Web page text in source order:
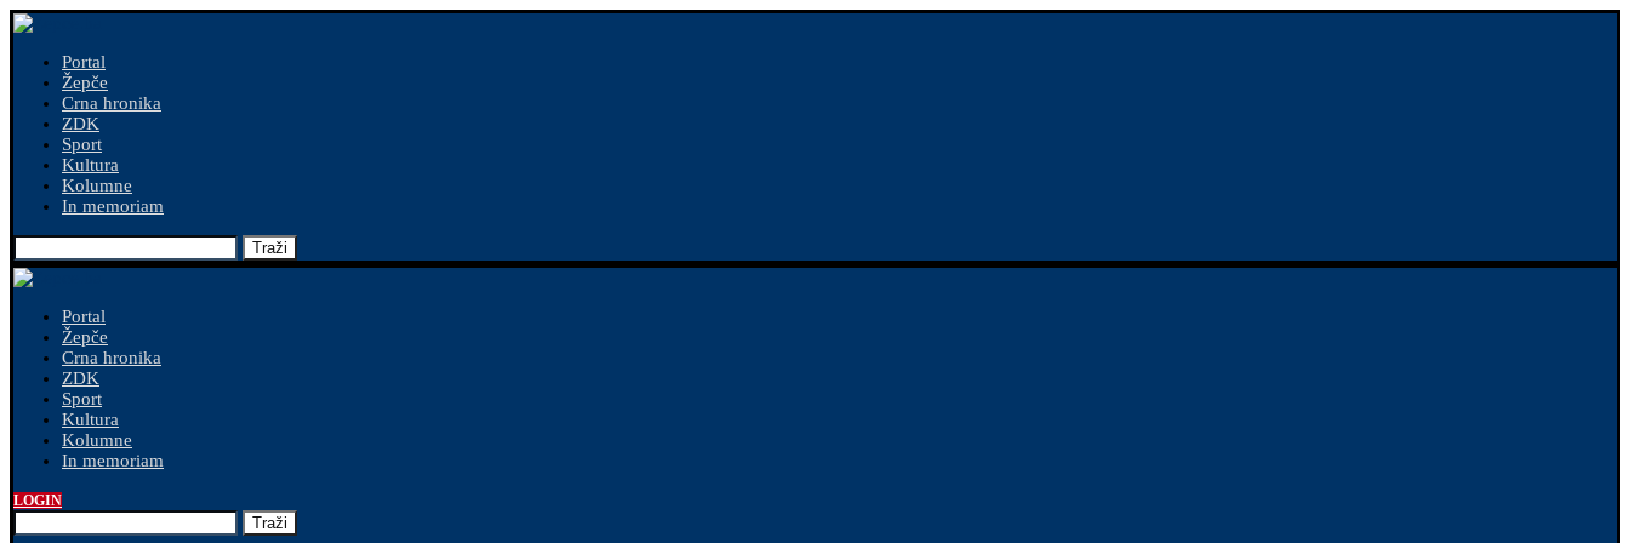
Portal
Žepče
Crna hronika
ZDK
Sport
Kultura
Kolumne
In memoriam
Traži
Portal
Žepče
Crna hronika
ZDK
Sport
Kultura
Kolumne
In memoriam
LOGIN
Traži